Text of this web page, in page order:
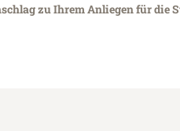
zu Ihrem Anliegen für die